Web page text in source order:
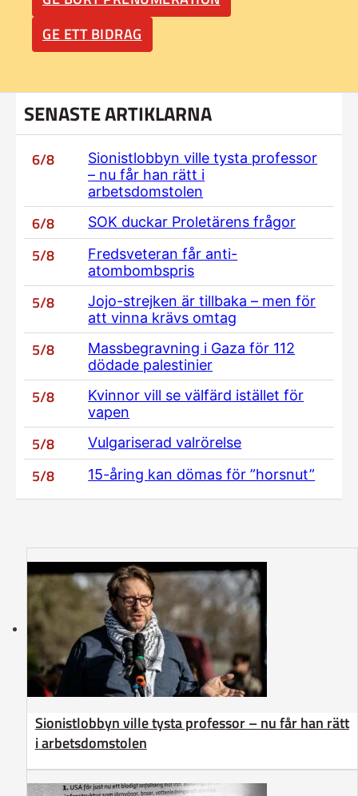
GE ETT BIDRAG
SENASTE ARTIKLARNA
6/8
Sionistlobbyn ville tysta professor
– nu får han rätt i
arbetsdomstolen
6/8 SOK duckar Proletärens frågor
5/8
Fredsveteran får anti-
atombombspris
5/8
Jojo-strejken är tillbaka – men för
att vinna krävs omtag
5/8
Massbegravning i Gaza för 112
dödade palestinier
5/8
Kvinnor vill se välfärd istället för
vapen
5/8 Vulgariserad valrörelse
5/8 15-åring kan dömas för ”horsnut”
Sionistlobbyn ville tysta professor – nu får han rätt
i arbetsdomstolen